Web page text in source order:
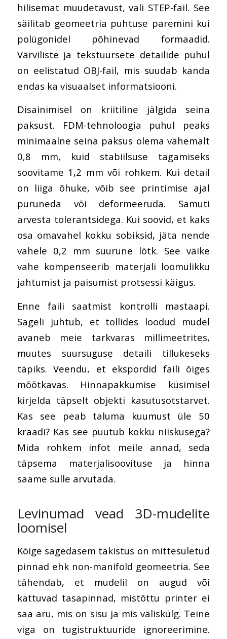
hilisemat muudetavust, vali STEP-fail. See
säilitab geomeetria puhtuse paremini kui
polügonidel põhinevad formaadid.
Värviliste ja tekstuursete detailide puhul
on eelistatud OBJ-fail, mis suudab kanda
endas ka visuaalset informatsiooni.
Disainimisel on kriitiline jälgida seina
paksust. FDM-tehnoloogia puhul peaks
minimaalne seina paksus olema vähemalt
0,8 mm, kuid stabiilsuse tagamiseks
soovitame 1,2 mm või rohkem. Kui detail
on liiga õhuke, võib see printimise ajal
puruneda või deformeeruda. Samuti
arvesta tolerantsidega. Kui soovid, et kaks
osa omavahel kokku sobiksid, jäta nende
vahele 0,2 mm suurune lõtk. See väike
vahe kompenseerib materjali loomulikku
jahtumist ja paisumist protsessi käigus.
Enne faili saatmist kontrolli mastaapi.
Sageli juhtub, et tollides loodud mudel
avaneb meie tarkvaras millimeetrites,
muutes suursuguse detaili tillukeseks
täpiks. Veendu, et ekspordid faili õiges
mõõtkavas. Hinnapakkumise küsimisel
kirjelda täpselt objekti kasutusotstarvet.
Kas see peab taluma kuumust üle 50
kraadi? Kas see puutub kokku niiskusega?
Mida rohkem infot meile annad, seda
täpsema materjalisoovituse ja hinna
saame sulle arvutada.
Levinumad vead 3D-mudelite
loomisel
Kõige sagedasem takistus on mittesuletud
pinnad ehk non-manifold geomeetria. See
tähendab, et mudelil on augud või
kattuvad tasapinnad, mistõttu printer ei
saa aru, mis on sisu ja mis väliskülg. Teine
viga on tugistruktuuride ignoreerimine.